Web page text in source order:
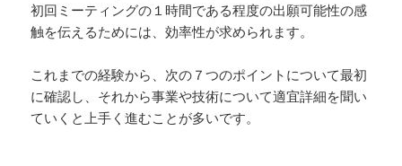
初回ミーティングの１時間である程度の出願可能性の感
触を伝えるためには、効率性が求められます。
これまでの経験から、次の７つのポイントについて最初
に確認し、それから事業や技術について適宜詳細を聞い
ていくと上手く進むことが多いです。